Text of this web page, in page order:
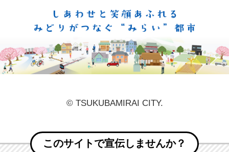
© TSUKUBAMIRAI CITY.
このサイトで宣伝しませんか？